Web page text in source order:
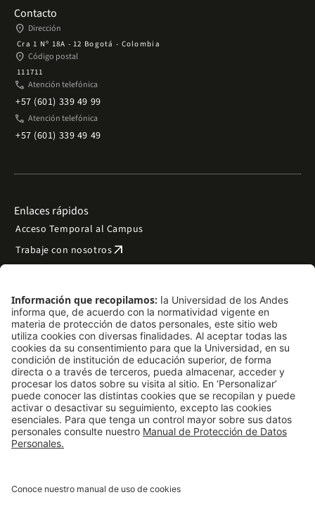
Contacto
place Dirección
Cra 1 Nº 18A - 12 Bogotá - Colombia
place Código postal
111711
phone Atención telefónica
+57 (601) 339 49 99
phone Atención telefónica
+57 (601) 339 49 49
Enlaces rápidos
Acceso Temporal al Campus
Trabaje con nosotrosarrow_outward
Preguntas frecuentes
Filantropía y donacionesarrow_outward
Mapa del sitio arrow_outward
Síguenos
LinkedIn
Instagram
Facebook
TikTok